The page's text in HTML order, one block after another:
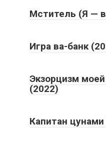
Мститель (Я —
Игра ва-банк
Экзорцизм
(2022)
Капитан